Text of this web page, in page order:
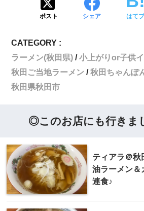
ポスト シェア はてブ
CATEGORY :
ラーメン(秋田県)
小上がりor子供
秋田ご当地ラーメン
秋田ちゃんぽ
秋田県秋田市
◎このお店にも行きま
ティアラ＠秋
油ラーメン＆
連食♪